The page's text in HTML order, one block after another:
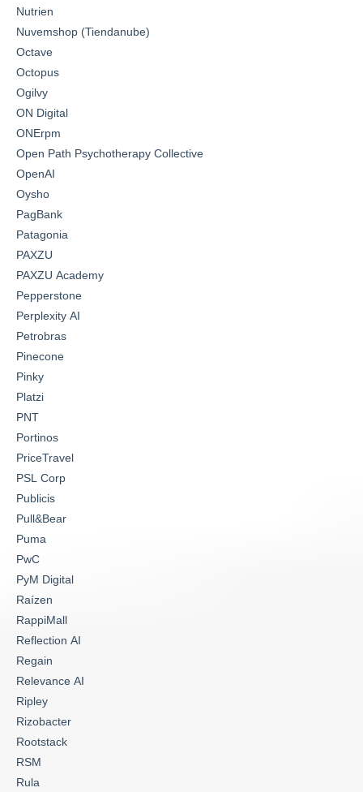
Nutrien
Nuvemshop (Tiendanube)
Octave
Octopus
Ogilvy
ON Digital
ONErpm
Open Path Psychotherapy Collective
OpenAI
Oysho
PagBank
Patagonia
PAXZU
PAXZU Academy
Pepperstone
Perplexity AI
Petrobras
Pinecone
Pinky
Platzi
PNT
Portinos
PriceTravel
PSL Corp
Publicis
Pull&Bear
Puma
PwC
PyM Digital
Raízen
RappiMall
Reflection AI
Regain
Relevance AI
Ripley
Rizobacter
Rootstack
RSM
Rula